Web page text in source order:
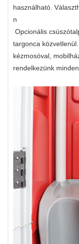
használható.
n
Opcionális
targonca
kézmosóval,
rendelkezünk